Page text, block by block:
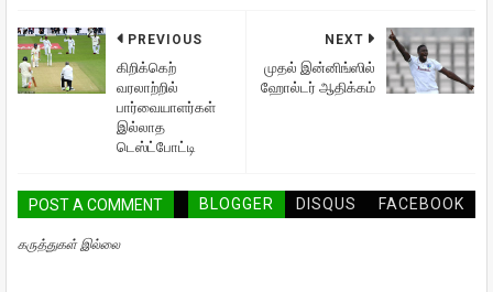
NEXT
முதல் இன்னிங்ஸில்
ஹோல்டர் ஆதிக்கம்
PREVIOUS
கிறிக்கெற்
வரலாற்றில்
பார்வையாளர்கள்
இல்லாத
டெஸ்ட்போட்டி
POST A COMMENT BLOGGER DISQUS FACEBOOK
கருத்துகள் இல்லை